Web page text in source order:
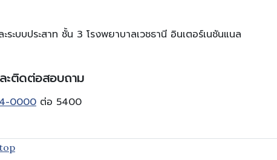
ระบบประสาท ชั้น 3 โรงพยาบาลเวชธานี อินเตอร์เนชันแนล
ะติดต่อสอบถาม
0000 ต่อ 5400